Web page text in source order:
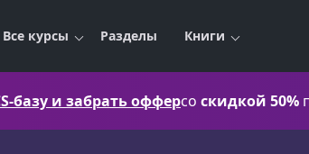
Все курсы Разделы Книги
базу и забрать офферсо скидкой 50%